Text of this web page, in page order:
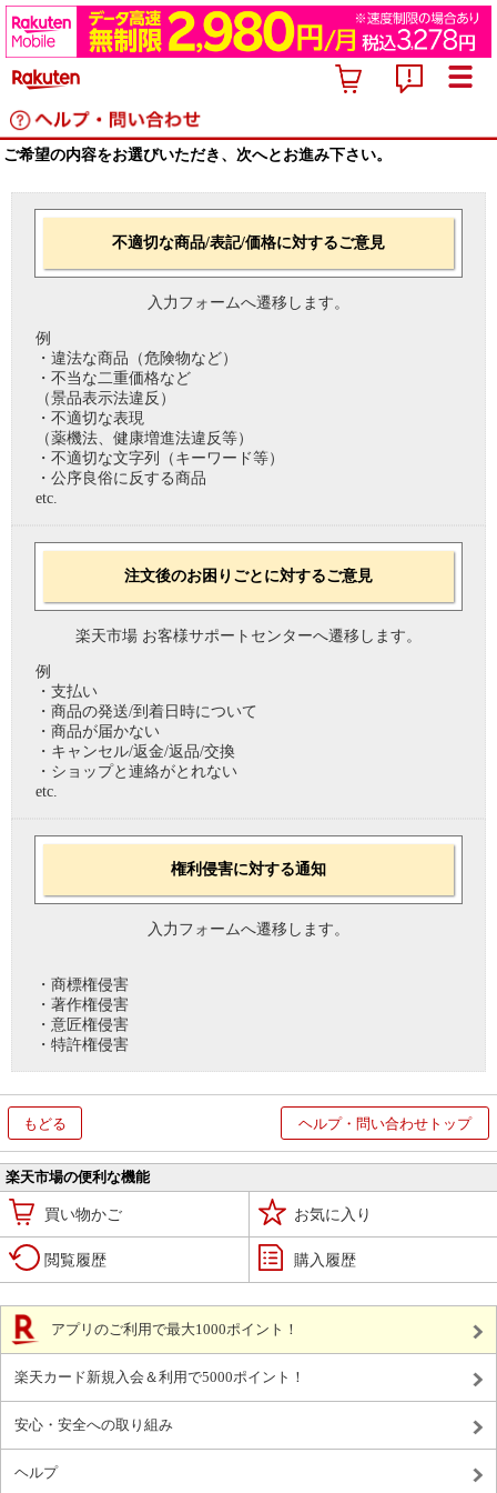
ご希望の内容をお選びいただき、次へとお進み下さい。
不適切な商品/表記/価格に対するご意見
入力フォームへ遷移します。
例
・違法な商品（危険物など）
・不当な二重価格など
（景品表示法違反）
・不適切な表現
（薬機法、健康増進法違反等）
・不適切な文字列（キーワード等）
・公序良俗に反する商品
etc.
注文後のお困りごとに対するご意見
楽天市場 お客様サポートセンターへ遷移します。
例
・支払い
・商品の発送/到着日時について
・商品が届かない
・キャンセル/返金/返品/交換
・ショップと連絡がとれない
etc.
権利侵害に対する通知
入力フォームへ遷移します。
・商標権侵害
・著作権侵害
・意匠権侵害
・特許権侵害
もどる ヘルプ・問い合わせトップ
楽天市場の便利な機能
買い物かご お気に入り
閲覧履歴 購入履歴
アプリのご利用で最大1000ポイント！
楽天カード新規入会＆利用で5000ポイント！
安心・安全への取り組み
ヘルプ